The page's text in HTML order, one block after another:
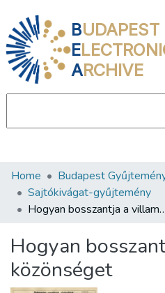
BUDAPEST
E
ARCHIVE
Communities & Collections
All of DSpace
About us
Home Budapest
Sajtókivágat-gyűjtemény
Hogyan bosszantja
Hogyan
közönséget